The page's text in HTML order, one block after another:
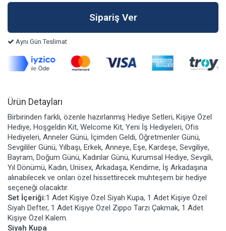
Aynı Gün Teslimat
Ürün Detayları
Birbirinden farklı, özenle hazırlanmış Hediye Setleri, Kişiye Özel
Hediye, Hoşgeldin Kit, Welcome Kit, Yeni İş Hediyeleri, Ofis
Hediyeleri, Anneler Günü, İçimden Geldi, Öğretmenler Günü,
Sevgililer Günü, Yılbaşı, Erkek, Anneye, Eşe, Kardeşe, Sevgiliye,
Bayram, Doğum Günü, Kadınlar Günü, Kurumsal Hediye, Sevgili,
Yıl Dönümü, Kadın, Unisex, Arkadaşa, Kendime, İş Arkadaşına
alınabilecek ve onları özel hissettirecek muhteşem bir hediye
seçeneği olacaktır.
Set İçeriği:1 Adet Kişiye Özel Siyah Kupa, 1 Adet Kişiye Özel
Siyah Defter, 1 Adet Kişiye Özel Zippo Tarzı Çakmak, 1 Adet
Kişiye Özel Kalem.
Siyah Kupa